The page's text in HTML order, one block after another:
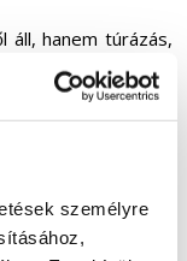
személyre
áll, hanem túrázás,
más aktív program
ellenőrizni, hogy
Bizonyos
tájékozódás